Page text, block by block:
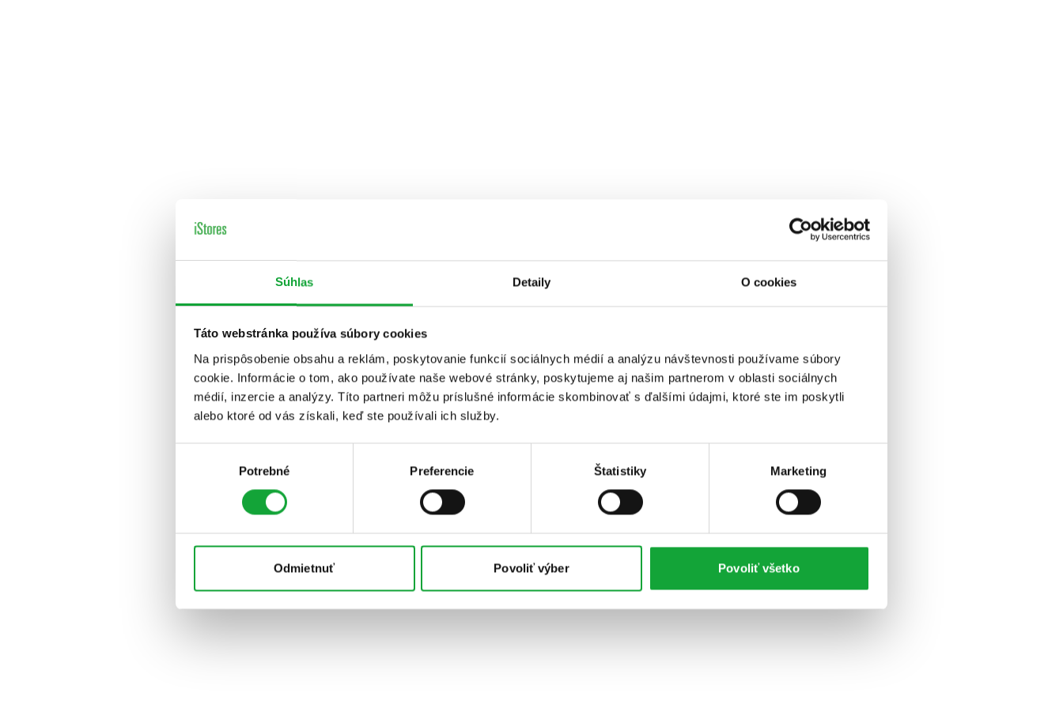
Súhlas Detaily O cookies
Táto webstránka používa súbory cookies
Na prispôsobenie obsahu a reklám, poskytovanie funkcií sociálnych médií a analýzu návštevnosti používame súbory
cookie. Informácie o tom, ako používate naše webové stránky, poskytujeme aj našim partnerom v oblasti sociálnych
médií, inzercie a analýzy. Títo partneri môžu príslušné informácie skombinovať s ďalšími údajmi, ktoré ste im poskytli
alebo ktoré od vás získali, keď ste používali ich služby.
Potrebné Preferencie Štatistiky Marketing
Odmietnuť Povoliť výber Povoliť všetko